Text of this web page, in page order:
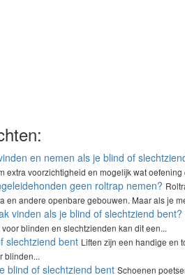
en nemen als je blind of
extra voorzichtigheid en mogelijk wat oefening
geen roltrap nemen?
en andere openbare gebouwen. Maar als je
vinden als je blind of slechtziend bent?
blinden en slechtzienden kan dit een...
slechtziend bent Liften zijn een handige en
blinden...
blind of slechtziend bent Schoenen